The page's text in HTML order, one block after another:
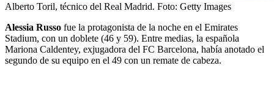
Alberto Toril, técnico del Real Madrid. Foto: Getty Images
Alessia Russo fue la protagonista de la noche en el Emirates
Stadium, con un doblete (46 y 59). Entre medias, la española
Mariona Caldentey, exjugadora del FC Barcelona, había anotado el
segundo de su equipo en el 49 con un remate de cabeza.